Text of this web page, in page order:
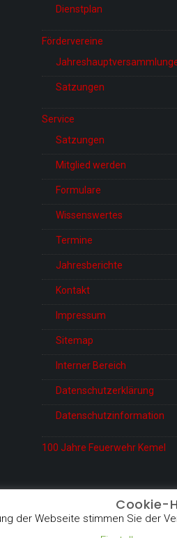
Dienstplan
Fördervereine
Satzungen
Service
Satzungen
Mitglied werden
Formulare
Wissenswertes
Termine
Jahresberichte
Kontakt
Impressum
Sitemap
Interner Bereich
Datenschutzerklärung
Datenschutzinformation
100 Jahre Feuerwehr Kemel
Cookie-
der Webseite stimmen Sie der